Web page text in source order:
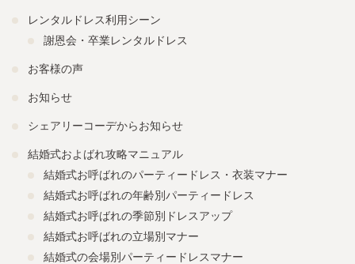
レンタルドレス利用シーン
謝恩会・卒業レンタルドレス
お客様の声
お知らせ
シェアリーコーデからお知らせ
結婚式およばれ攻略マニュアル
結婚式お呼ばれのパーティードレス・衣装マナー
結婚式お呼ばれの年齢別パーティードレス
結婚式お呼ばれの季節別ドレスアップ
結婚式お呼ばれの立場別マナー
結婚式の会場別パーティードレスマナー